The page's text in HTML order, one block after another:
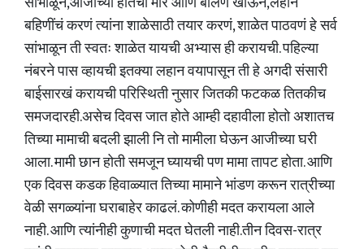
बहिणींचं करणं त्यांना शाळेसाठी तयार करणं, शाळेत पाठवणं हे सर्व
सांभाळून ती स्वतः शाळेत यायची अभ्यास ही करायची. पहिल्या
नंबरने पास व्हायची इतक्या लहान वयापासून ती हे अगदी संसारी
बाईसारखं करायची परिस्थिती नुसार जितकी फटकळ तितकीच
समजदारही.असेच दिवस जात होते आम्ही दहावीला होतो अशातच
तिच्या मामाची बदली झाली नि तो मामीला घेऊन आजीच्या घरी
​आला. मामी छान होती समजून घ्यायची पण मामा तापट होता. आणि
एक दिवस कडक हिवाळ्यात तिच्या मामाने भांडण करून रात्रीच्या
वेळी सगळ्यांना घराबाहेर काढलं. कोणीही मदत करायला आले
नाही. आणि त्यांनीही कुणाची मदत घेतली नाही.तीन दिवस-रात्र